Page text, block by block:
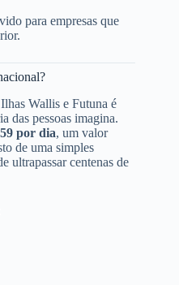
para empresas que
Wallis e Futuna é
das pessoas imagina.
por dia, um valor
de uma simples
ultrapassar centenas de